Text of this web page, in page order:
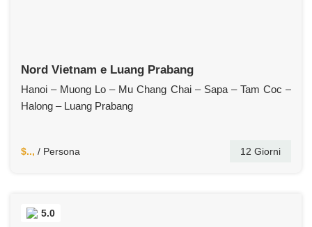
Nord Vietnam e Luang Prabang
Hanoi – Muong Lo – Mu Chang Chai – Sapa – Tam Coc –
Halong – Luang Prabang
$.., / Persona 12 Giorni
5.0